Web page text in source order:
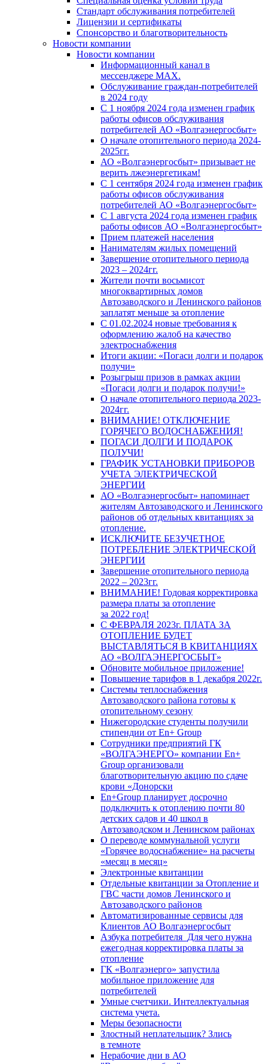
Стандарт обслуживания потребителей
Лицензии и сертификаты
Спонсорство и благотворительность
Новости компании
Новости компании
Информационный канал в
мессенджере MAX.
Обслуживание граждан-потребителей
в 2024 году
С 1 ноября 2024 года изменен график
работы офисов обслуживания
потребителей АО «Волгаэнергосбыт»
О начале отопительного периода 2024-
2025гг.
АО «Волгаэнергосбыт» призывает не
верить лжеэнергетикам!
С 1 сентября 2024 года изменен график
работы офисов обслуживания
потребителей АО «Волгаэнергосбыт»
С 1 августа 2024 года изменен график
работы офисов АО «Волгаэнергосбыт»
Прием платежей населения
Нанимателям жилых помещений
Завершение отопительного периода
2023 – 2024гг.
Жители почти восьмисот
многоквартирных домов
Автозаводского и Ленинского районов
заплатят меньше за отопление
С 01.02.2024 новые требования к
оформлению жалоб на качество
электроснабжения
Итоги акции: «Погаси долги и подарок
получи»
Розыгрыш призов в рамках акции
«Погаси долги и подарок получи!»
О начале отопительного периода 2023-
2024гг.
ВНИМАНИЕ! ОТКЛЮЧЕНИЕ
ГОРЯЧЕГО ВОДОСНАБЖЕНИЯ!
ПОГАСИ ДОЛГИ И ПОДАРОК
ПОЛУЧИ!
ГРАФИК УСТАНОВКИ ПРИБОРОВ
УЧЕТА ЭЛЕКТРИЧЕСКОЙ
ЭНЕРГИИ
АО «Волгаэнергосбыт» напоминает
жителям Автозаводского и Ленинского
районов об отдельных квитанциях за
отопление.
ИСКЛЮЧИТЕ БЕЗУЧЕТНОЕ
ПОТРЕБЛЕНИЕ ЭЛЕКТРИЧЕСКОЙ
ЭНЕРГИИ
Завершение отопительного периода
2022 – 2023гг.
ВНИМАНИЕ! Годовая корректировка
размера платы за отопление
за 2022 год!
С ФЕВРАЛЯ 2023г. ПЛАТА ЗА
ОТОПЛЕНИЕ БУДЕТ
ВЫСТАВЛЯТЬСЯ В КВИТАНЦИЯХ
АО «ВОЛГАЭНЕРГОСБЫТ»
Обновите мобильное приложение!
Повышение тарифов в 1 декабря 2022г.
Системы теплоснабжения
Автозаводского района готовы к
отопительному сезону
Нижегородские студенты получили
стипендии от En+ Group
Сотрудники предприятий ГК
«ВОЛГАЭНЕРГО» компании En+
Group организовали
благотворительную акцию по сдаче
крови «Донорски
En+Group планирует досрочно
подключить к отоплению почти 80
детских садов и 40 школ в
Автозаводском и Ленинском районах
О переводе коммунальной услуги
«Горячее водоснабжение» на расчеты
«месяц в месяц»
Электронные квитанции
Отдельные квитанции за Отопление и
ГВС части домов Ленинского и
Автозаводского районов
Автоматизированные сервисы для
Клиентов АО Волгаэнергосбыт
Азбука потребителя_Для чего нужна
ежегодная корректировка платы за
отопление
ГК «Волгаэнерго» запустила
мобильное приложение для
потребителей
Умные счетчики. Интеллектуальная
система учета.
Меры безопасности
Злостный неплательщик? Злись
в темноте
Нерабочие дни в АО